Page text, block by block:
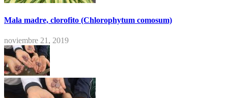
Mala madre, clorofito (Chlorophytum comosum)
noviembre 21, 2019